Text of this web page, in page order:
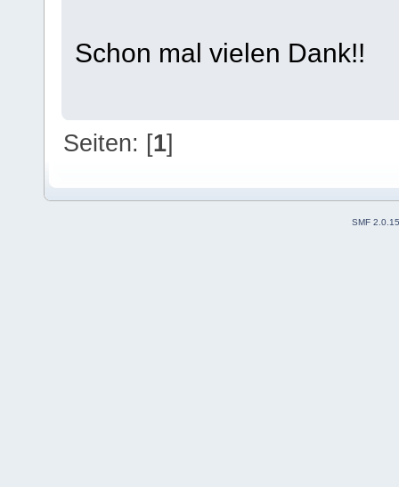
Schon mal vielen Dank!!
Seiten: [1]
SMF 2.0.15